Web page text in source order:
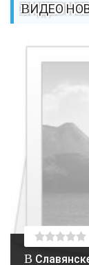
ВИДЕО
В Славянске нет слив, зато есть новый асфальт